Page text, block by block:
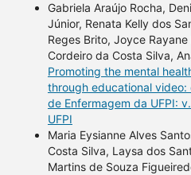
Gabriela Araújo Rocha,
Júnior, Renata Kelly dos
Reges Brito, Joyce
Cordeiro da Costa Silva,
Promoting the mental
through educational
de Enfermagem da UFPI:
UFPI
Maria Eysianne Alves
Costa Silva, Laysa dos
Martins de Souza